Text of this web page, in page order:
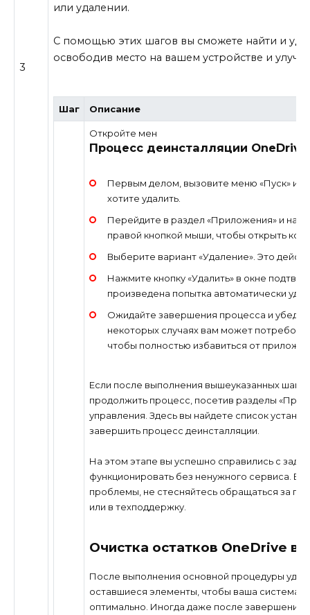
3
или удалении.
С помощью этих шагов вы сможете найти и
освободив место на вашем устройстве и
Шаг Описание
Откройте мен
Процесс деинсталляции
Первым делом, вызовите меню «Пуск» и
хотите удалить.
Перейдите в раздел «Приложения» и
правой кнопкой мыши, чтобы открыть
Выберите вариант «Удаление». Это
Нажмите кнопку «Удалить» в окне
произведена попытка автоматически
Ожидайте завершения процесса и
некоторых случаях вам может
чтобы полностью избавиться от
Если после выполнения вышеуказанных
продолжить процесс, посетив разделы
управления. Здесь вы найдете список
завершить процесс деинсталляции.
На этом этапе вы успешно справились с
функционировать без ненужного сервиса.
проблемы, не стесняйтесь обращаться за
или в техподдержку.
Очистка остатков OneDrive в
После выполнения основной процедуры
оставшиеся элементы, чтобы ваша система
оптимально. Иногда даже после завершения